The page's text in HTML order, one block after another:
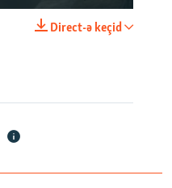
Direct-ə keçid